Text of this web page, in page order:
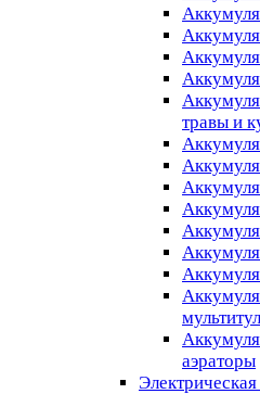
травы и
аэраторы